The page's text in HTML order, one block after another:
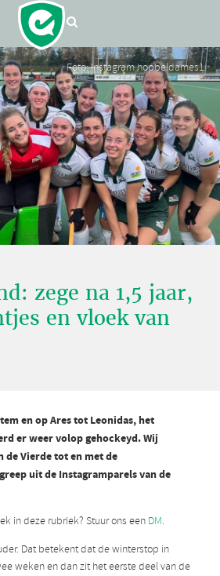
Foto: Instagram hopbeldames1
zege na 1,5 jaar,
en vloek van
en op Ares tot Leonidas, het
er weer volop gehockeyd. Wij
de Vierde tot en met de
uit de Instagramparels van de
in deze rubriek? Stuur ons een DM.
Dat betekent dat de winterstop in
weken en dan zit het eerste deel van de